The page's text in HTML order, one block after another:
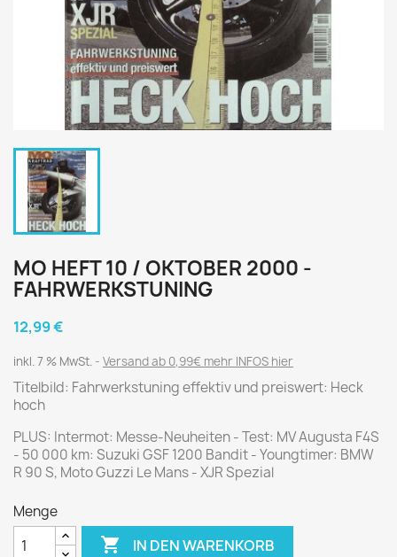
MO HEFT 10 / OKTOBER 2000 -
FAHRWERKSTUNING
12,99 €
inkl. 7 % MwSt. Versand ab 0,99€ mehr INFOS hier
Titelbild: Fahrwerkstuning effektiv und preiswert: Heck
hoch
PLUS: Intermot: Messe-Neuheiten - Test: MV Augusta F4S
- 50 000 km: Suzuki GSF 1200 Bandit - Youngtimer: BMW
R 90 S, Moto Guzzi Le Mans - XJR Spezial
Menge
 IN DEN WARENKORB